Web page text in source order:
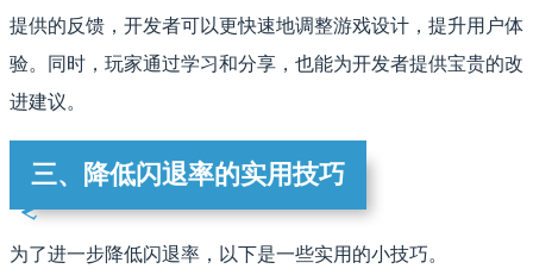
提供的反馈，开发者可以更快速地调整游戏设计，提升用户体
验。同时，玩家通过学习和分享，也能为开发者提供宝贵的改
进建议。
三、降低闪退率的实用技巧
为了进一步降低闪退率，以下是一些实用的小技巧。